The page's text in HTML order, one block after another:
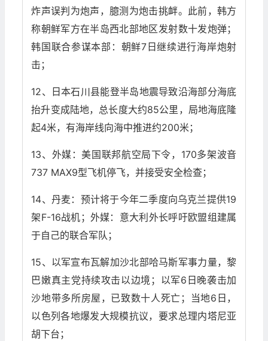
炸声误判为炮声，臆测为炮击挑衅。此前，韩方
称朝鲜军方在半岛西北部地区发射数十发炮弹；
韩国联合参谋本部：朝鲜7日继续进行海岸炮射
击；
12、日本石川县能登半岛地震导致沿海部分海底
抬升变成陆地，总长度大约85公里，局地海底隆
起4米，有海岸线向海中推进约200米；
13、外媒：美国联邦航空局下令，170多架波音
737 MAX9型飞机停飞，并接受安全检查；
14、丹麦：预计将于今年二季度向乌克兰提供19
架F-16战机；外媒：意大利外长呼吁欧盟组建属
于自己的联合军队；
15、以军宣布瓦解加沙北部哈马斯军事力量，黎
巴嫩真主党持续攻击以边境；以军6日晚袭击加
沙地带多所房屋，已致数十人死亡；当地6日，
以色列各地爆发大规模抗议，要求总理内塔尼亚
胡下台；